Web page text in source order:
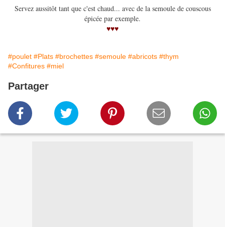
Servez aussitôt tant que c'est chaud... avec de la semoule de couscous
épicée par exemple.
♥♥♥
#poulet #Plats #brochettes #semoule #abricots #thym
#Confitures #miel
Partager